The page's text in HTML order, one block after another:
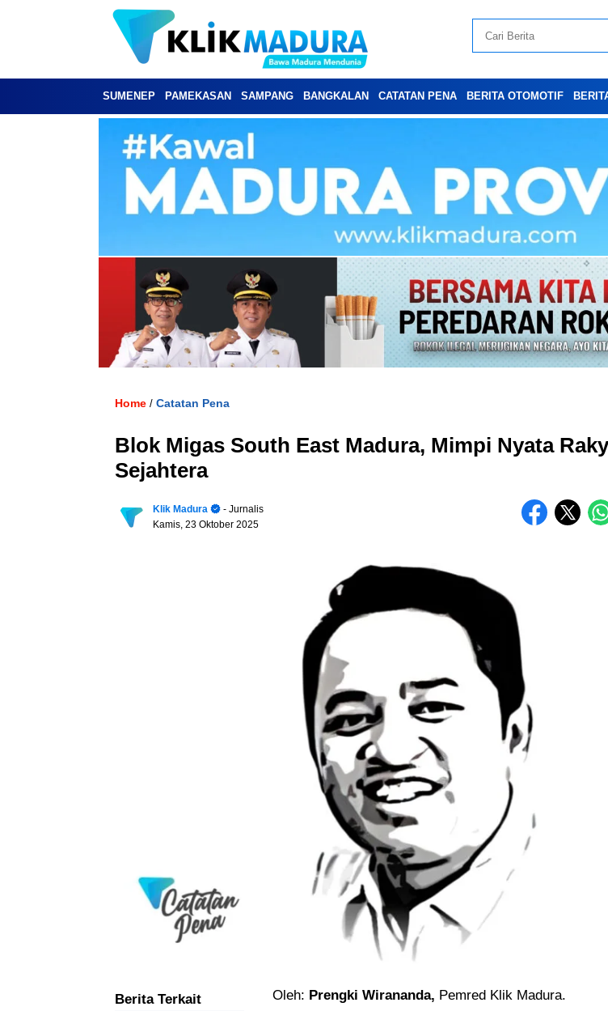
SUMENEP PAMEKASAN SAMPANG BANGKALAN CATATAN PENA BERITA OTOMOTIF
Home / Catatan Pena
Blok Migas South East Madura, Mimpi Nyata
Sejahtera
Klik Madura
- Jurnalis
Kamis, 23 Oktober 2025
Oleh: Prengki Wirananda, Pemred Klik Madura.
Berita Terkait